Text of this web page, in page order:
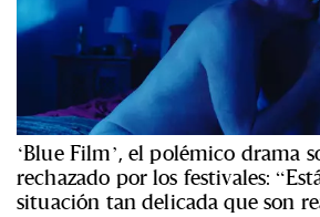
‘Blue Film’, el polémico drama
rechazado por los festivales:
situación tan delicada que son